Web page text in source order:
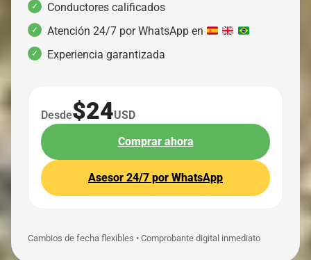
Conductores calificados
Atención 24/7 por WhatsApp en
Experiencia garantizada
Desde$24USD
Comprar ahora
Asesor 24/7 por WhatsApp
Cambios de fecha flexibles • Comprobante digital inmediato